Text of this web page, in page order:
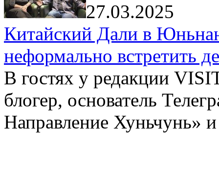
27.03.2025
Китайский Дали в
неформально встретить
В гостях у редакции
блогер, основатель
Направление Хуньчунь»